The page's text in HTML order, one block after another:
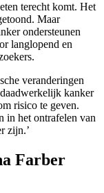
terecht komt. Het
Maar
ondersteunen
langlopend en
veranderingen
kanker
risico te geven.
in het ontrafelen van
zijn.’
Farber